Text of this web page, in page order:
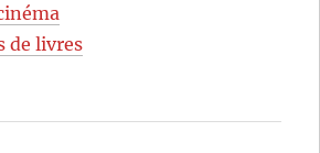
de livres